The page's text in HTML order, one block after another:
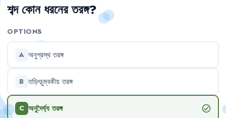
শব্দ কোন ধরনের তরঙ্গ?
OPTIONS
A অনুপ্রস্থ তরঙ্গ
B তড়িৎচুম্বকীয় তরঙ্গ
C অনুদৈর্ঘ্য তরঙ্গ check_circle